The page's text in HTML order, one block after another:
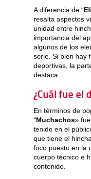
A diferencia de “
resalta aspectos
unidad entre
importancia del
algunos de los
serie. Si bien hay
deportivas, la
destaca.
¿Cuál fue el
En términos de
“Muchachos»
tenido en el
que tiene el
foco puesto en la
cuerpo técnico e
contenido.